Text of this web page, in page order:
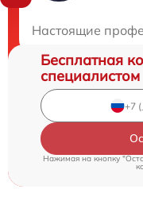
Настоящие
Бесплатная
специалистом
Нажимая на кнопку